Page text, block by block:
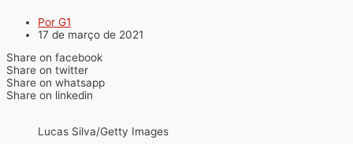
Por G1
17 de março de 2021
Share on facebook
Share on twitter
Share on whatsapp
Share on linkedin
Lucas Silva/Getty Images